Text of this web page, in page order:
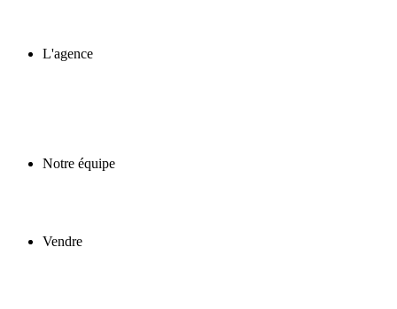
L'agence
Notre équipe
Vendre